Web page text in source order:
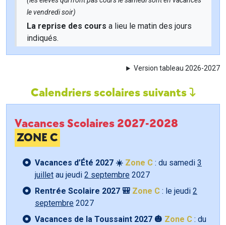
le vendredi soir)
La reprise des cours a lieu le matin des jours
indiqués.
Version tableau 2026-2027
Calendriers scolaires suivants
Vacances Scolaires 2027-2028
ZONE C
Vacances d’Été 2027 ☀️ Zone C : du samedi 3
juillet au jeudi 2 septembre 2027
Rentrée Scolaire 2027 🎒 Zone C : le jeudi 2
septembre 2027
Vacances de la Toussaint 2027 🎃 Zone C : du